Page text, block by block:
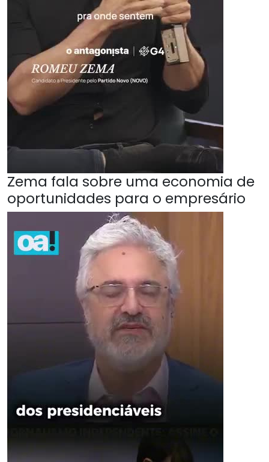
Zema fala sobre uma economia de
oportunidades para o empresário